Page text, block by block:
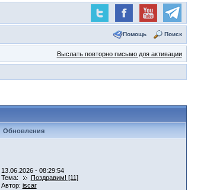
Помощь Поиск
Выслать повторно письмо для активации
Обновления
13.06.2026 - 08:29:54
Тема:
Поздравим! [11]
Автор: iscar